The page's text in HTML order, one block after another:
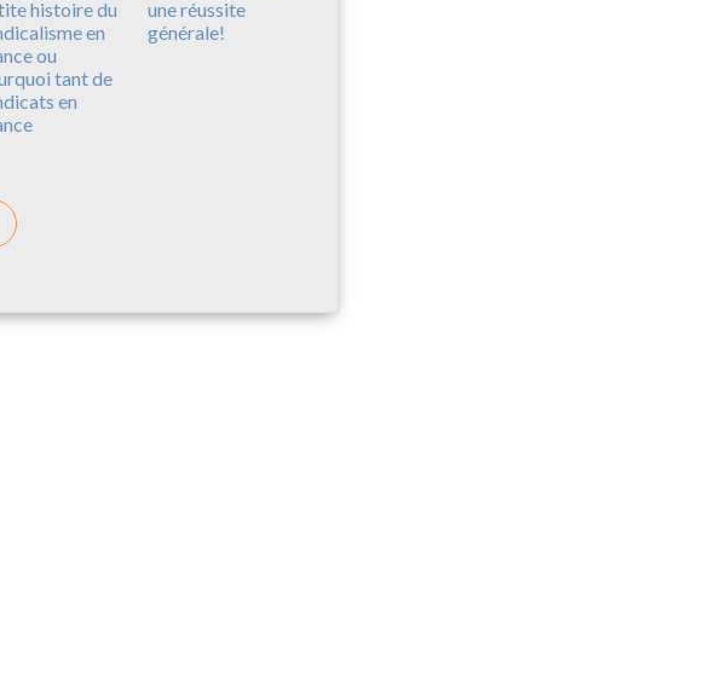
histoire du
en
ou
tant de
en
une réussite
générale!